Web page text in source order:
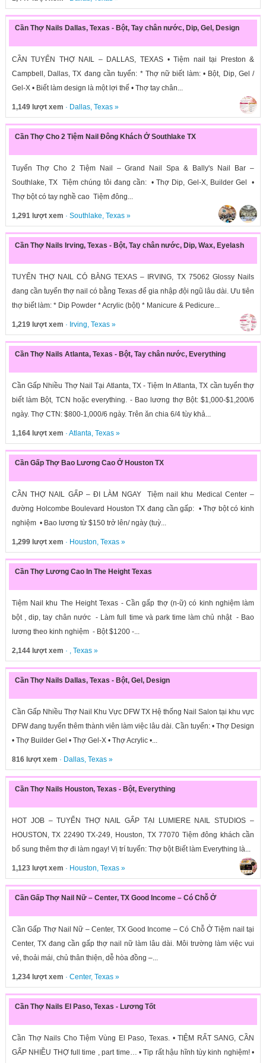
Cần Thợ Nails Dallas, Texas - Bột, Tay chân nước, Dip, Gel, Design
CẦN TUYỂN THỢ NAIL – DALLAS, TEXAS • Tiệm nail tại Preston &
Campbell, Dallas, TX đang cần tuyển: * Thợ nữ biết làm: • Bột, Dip, Gel /
Gel-X • Biết làm design là một lợi thế • Thợ tay chân...
1,149 lượt xem · Dallas, Texas»
Cần Thợ Cho 2 Tiệm Nail Đông Khách Ở Southlake TX
Tuyển Thợ Cho 2 Tiệm Nail – Grand Nail Spa & Bally's Nail Bar –
Southlake, TX Tiệm chúng tôi đang cần: • Thợ Dip, Gel-X, Builder Gel •
Thợ bột có tay nghề cao Tiệm đông...
1,291 lượt xem · Southlake, Texas»
Cần Thợ Nails Irving, Texas - Bột, Tay chân nước, Dip, Wax, Eyelash
TUYỂN THỢ NAIL CÓ BẰNG TEXAS – IRVING, TX 75062 Glossy Nails
đang cần tuyển thợ nail có bằng Texas để gia nhập đội ngũ lâu dài. Ưu tiên
thợ biết làm: * Dip Powder * Acrylic (bột) * Manicure & Pedicure...
1,219 lượt xem · Irving, Texas»
Cần Thợ Nails Atlanta, Texas - Bột, Tay chân nước, Everything
Cần Gấp Nhiều Thợ Nail Tại Atlanta, TX - Tiệm In Atlanta, TX cần tuyển thợ
biết làm Bột, TCN hoặc everything. - Bao lương thợ Bột: $1,000-$1,200/6
ngày. Thợ CTN: $800-1,000/6 ngày. Trên ăn chia 6/4 tùy khả...
1,164 lượt xem · Atlanta, Texas»
Cần Gấp Thợ Bao Lương Cao Ở Houston TX
CẦN THỢ NAIL GẤP – ĐI LÀM NGAY Tiệm nail khu Medical Center –
đường Holcombe Boulevard Houston TX đang cần gấp: • Thợ bột có kinh
nghiệm • Bao lương từ $150 trở lên/ ngày (tuỳ...
1,299 lượt xem · Houston, Texas»
Cần Thợ Lương Cao In The Height Texas
Tiệm Nail khu The Height Texas - Cần gấp thợ (n-ữ) có kinh nghiệm làm
bột , dip, tay chân nước - Làm full time và park time làm chủ nhật - Bao
lương theo kinh nghiệm - Bột $1200 -...
2,144 lượt xem · , Texas»
Cần Thợ Nails Dallas, Texas - Bột, Gel, Design
Cần Gấp Nhiều Thợ Nail Khu Vực DFW TX Hệ thống Nail Salon tại khu vực
DFW đang tuyển thêm thành viên làm việc lâu dài. Cần tuyển: • Thợ Design
• Thợ Builder Gel • Thợ Gel-X • Thợ Acrylic •...
816 lượt xem · Dallas, Texas»
Cần Thợ Nails Houston, Texas - Bột, Everything
HOT JOB – TUYỂN THỢ NAIL GẤP TẠI LUMIERE NAIL STUDIOS –
HOUSTON, TX 22490 TX-249, Houston, TX 77070 Tiệm đông khách cần
bổ sung thêm thợ đi làm ngay! Vị trí tuyển: Thợ bột Biết làm Everything là...
1,123 lượt xem · Houston, Texas»
Cần Gấp Thợ Nail Nữ – Center, TX Good Income – Có Chỗ Ở
Cần Gấp Thợ Nail Nữ – Center, TX Good Income – Có Chỗ Ở Tiệm nail tại
Center, TX đang cần gấp thợ nail nữ làm lâu dài. Môi trường làm việc vui
vẻ, thoải mái, chủ thân thiện, dễ hòa đồng –...
1,234 lượt xem · Center, Texas»
Cần Thợ Nails El Paso, Texas - Lương Tốt
Cần Thợ Nails Cho Tiệm Vùng El Paso, Texas. • TIỆM RẤT SANG, CẦN
GẤP NHIỀU THỢ full time , part time… • Tip rất hậu hĩnh tùy kinh nghiệm! •